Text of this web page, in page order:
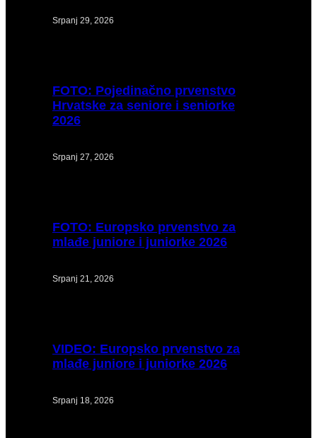
Srpanj 29, 2026
FOTO: Pojedinačno prvenstvo
Hrvatske za seniore i seniorke
2026
Srpanj 27, 2026
FOTO: Europsko prvenstvo za
mlađe juniore i juniorke 2026
Srpanj 21, 2026
VIDEO: Europsko prvenstvo za
mlađe juniore i juniorke 2026
Srpanj 18, 2026